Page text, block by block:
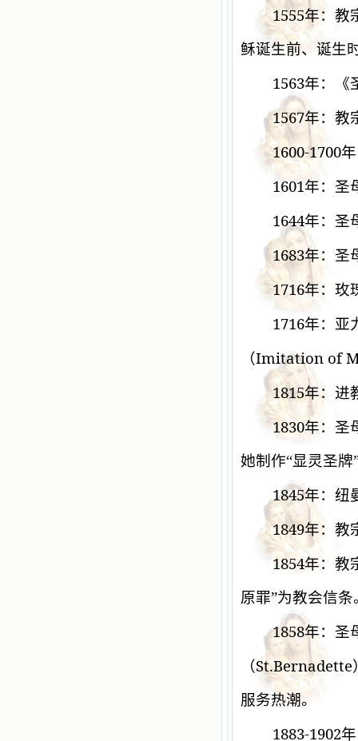
1555年：教
稣诞生前、诞生
1563年：《
1567年：教
1600-1700
1601年：圣
1644年：圣
1683年：圣
1716年：玫
1716年：亚
（Imitation of
1815年：进
1830年：圣
她制作“显灵圣牌
1845年：纽
1849年：教
1854年：教
原罪”为教会信条
1858年：圣
（St.Bernadette
服务热潮。
1883-1902